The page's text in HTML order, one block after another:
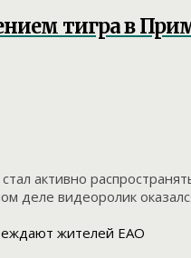
тигра в
активно
деле видеоролик